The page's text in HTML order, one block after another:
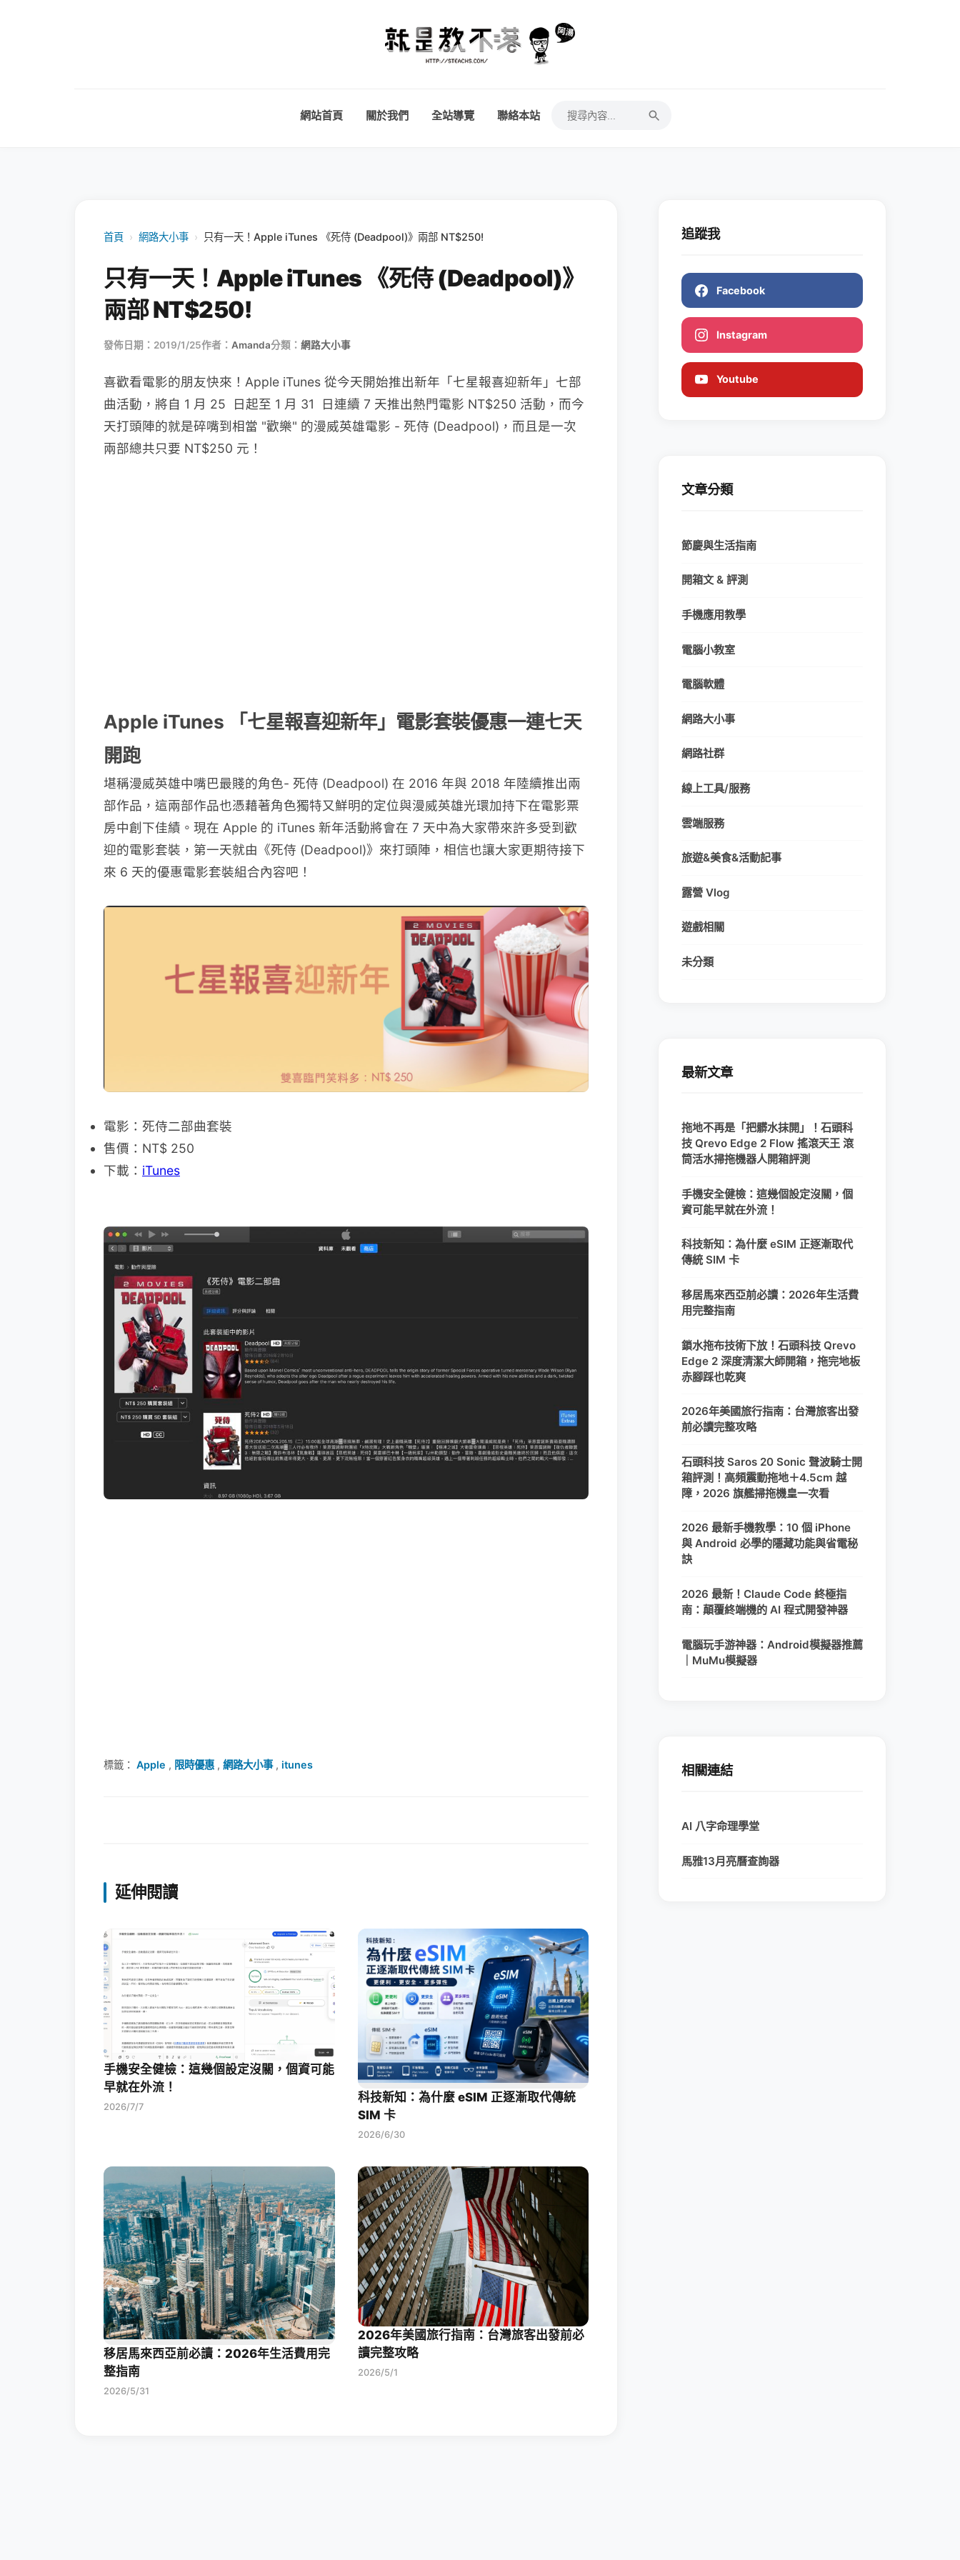
網站首頁 關於我們 全站導覽 聯絡本站
首頁 › 網路大小事 › 只有一天！Apple iTunes 《死侍 (Deadpool)》兩部 NT$250!
只有一天！Apple iTunes 《死侍 (Deadpool)》
兩部 NT$250!
發佈日期：2019/1/25作者： Amanda分類： 網路大小事
喜歡看電影的朋友快來！Apple iTunes 從今天開始推出新年「七星報喜迎新年」七部
曲活動，將自 1 月 25 日起至 1 月 31 日連續 7 天推出熱門電影 NT$250 活動，而今
天打頭陣的就是碎嘴到相當 "歡樂" 的漫威英雄電影 - 死侍 (Deadpool)，而且是一次
兩部總共只要 NT$250 元！
Apple iTunes 「七星報喜迎新年」電影套裝優惠一連七天
開跑
堪稱漫威英雄中嘴巴最賤的角色- 死侍 (Deadpool) 在 2016 年與 2018 年陸續推出兩
部作品，這兩部作品也憑藉著角色獨特又鮮明的定位與漫威英雄光環加持下在電影票
房中創下佳績。現在 Apple 的 iTunes 新年活動將會在 7 天中為大家帶來許多受到歡
迎的電影套裝，第一天就由《死侍 (Deadpool)》來打頭陣，相信也讓大家更期待接下
來 6 天的優惠電影套裝組合內容吧！
電影：死侍二部曲套裝
售價：NT$ 250
下載： iTunes
標籤： Apple , 限時優惠 , 網路大小事, itunes
延伸閱讀
手機安全健檢：這幾個設定沒關，個資可能
早就在外流！
2026/7/7
科技新知：為什麼 eSIM 正逐漸取代傳統
SIM 卡
2026/6/30
移居馬來西亞前必讀：2026年生活費用完
整指南
2026/5/31
2026年美國旅行指南：台灣旅客出發前必
讀完整攻略
2026/5/1
追蹤我
Facebook
Instagram
Youtube
文章分類
節慶與生活指南
開箱文 & 評測
手機應用教學
電腦小教室
電腦軟體
網路大小事
網路社群
線上工具/服務
雲端服務
旅遊&美食&活動記事
露營 Vlog
遊戲相關
未分類
最新文章
拖地不再是「把髒水抹開」！石頭科
技 Qrevo Edge 2 Flow 搖滾天王 滾
筒活水掃拖機器人開箱評測
手機安全健檢：這幾個設定沒關，個
資可能早就在外流！
科技新知：為什麼 eSIM 正逐漸取代
傳統 SIM 卡
移居馬來西亞前必讀：2026年生活費
用完整指南
鎖水拖布技術下放！石頭科技 Qrevo
Edge 2 深度清潔大師開箱，拖完地板
赤腳踩也乾爽
2026年美國旅行指南：台灣旅客出發
前必讀完整攻略
石頭科技 Saros 20 Sonic 聲波騎士開
箱評測！高頻震動拖地＋4.5cm 越
障，2026 旗艦掃拖機皇一次看
2026 最新手機教學：10 個 iPhone
與 Android 必學的隱藏功能與省電秘
訣
2026 最新！Claude Code 終極指
南：顛覆終端機的 AI 程式開發神器
電腦玩手游神器：Android模擬器推薦
｜MuMu模擬器
相關連結
AI 八字命理學堂
馬雅13月亮曆查詢器